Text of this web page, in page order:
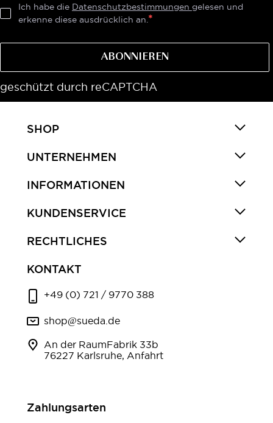
Ich habe die Datenschutzbestimmungen gelesen und
erkenne diese ausdrücklich an.
ABONNIEREN
geschützt durch reCAPTCHA
SHOP
UNTERNEHMEN
INFORMATIONEN
KUNDENSERVICE
RECHTLICHES
KONTAKT
+49 (0) 721 / 9770 388
shop@sueda.de
An der RaumFabrik 33b
76227 Karlsruhe, Anfahrt
Zahlungsarten